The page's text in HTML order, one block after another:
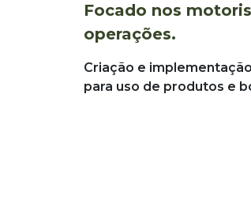
Focado nos
operações.
Criação e
para uso de produtos e